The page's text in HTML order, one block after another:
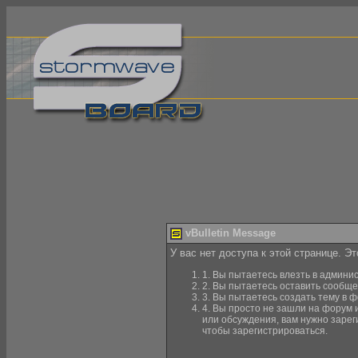
vBulletin Message
У вас нет доступа к этой странице.
1. Вы пытаетесь влезть в
2. Вы пытаетесь оставить
3. Вы пытаетесь создать тему в
4. Вы просто не зашли на форум
или обсуждения, вам нужно
чтобы зарегистрироваться.